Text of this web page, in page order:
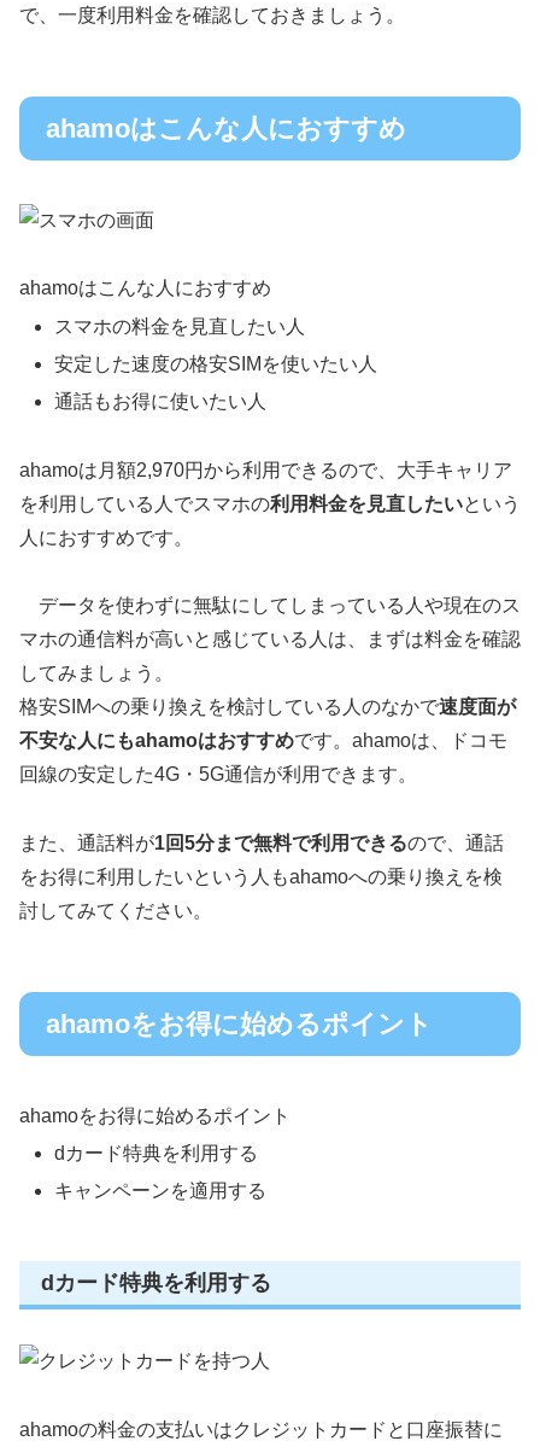
で、一度利用料金を確認しておきましょう。
ahamoはこんな人におすすめ
ahamoはこんな人におすすめ
スマホの料金を見直したい人
安定した速度の格安SIMを使いたい人
通話もお得に使いたい人
ahamoは月額2,970円から利用できるので、大手キャリア
を利用している人でスマホの利用料金を見直したいという
人におすすめです。
データを使わずに無駄にしてしまっている人や現在のス
マホの通信料が高いと感じている人は、まずは料金を確認
してみましょう。
格安SIMへの乗り換えを検討している人のなかで速度面が
不安な人にもahamoはおすすめです。ahamoは、ドコモ
回線の安定した4G・5G通信が利用できます。
また、通話料が1回5分まで無料で利用できるので、通話
をお得に利用したいという人もahamoへの乗り換えを検
討してみてください。
ahamoをお得に始めるポイント
ahamoをお得に始めるポイント
dカード特典を利用する
キャンペーンを適用する
dカード特典を利用する
ahamoの料金の支払いはクレジットカードと口座振替に